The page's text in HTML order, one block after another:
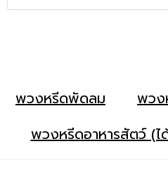
พวงหรีดพัดลม พวง
พวงหรีดอาหารสัตว์ (